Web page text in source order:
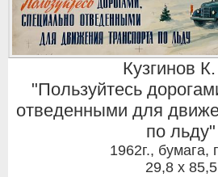
Кузгинов
"Пользуйтесь
отведенными для
по льду"
1962г., бумага,
29,8 x 85,5